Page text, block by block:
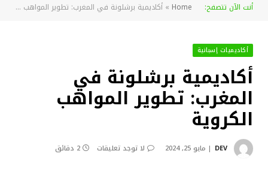
أنت الآن تتصفح: Home
» أكاديمية برشلونة في المغرب: تطوير المواهب الكروية
أكاديميات إسبانية
أكاديمية برشلونة في
المغرب: تطوير المواهب
الكروية
DEV مايو 25, 2024 لا توجد تعليقات 2 دقائق